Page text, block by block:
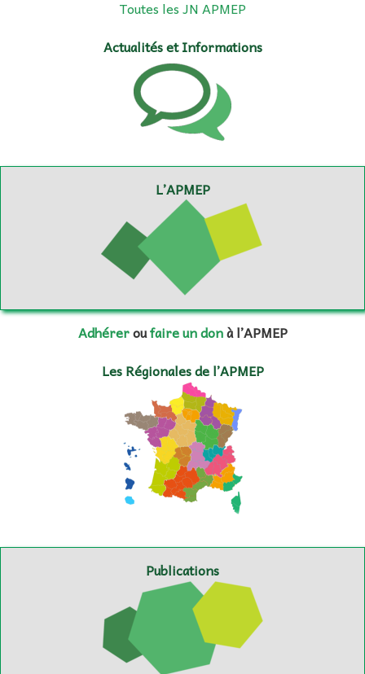
Toutes les JN APMEP
Actualités et Informations
L’APMEP
Adhéreroufaire un donà l’APMEP
Les Régionales de l’APMEP
Publications